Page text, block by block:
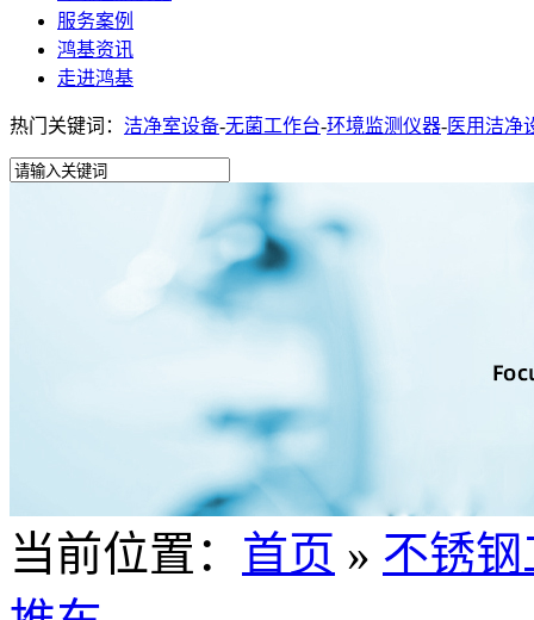
服务案例
鸿基资讯
走进鸿基
热门关键词： 洁净室设备-无菌工作台-环境监测仪器-医用洁净
当前位置： 首页 » 不锈